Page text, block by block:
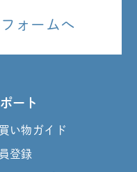
ォームへ
ート
い物ガイド
登録